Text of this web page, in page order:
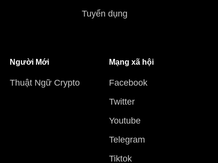
Tuyển dụng
Người Mới
Thuật Ngữ Crypto
Mạng xã hội
Facebook
Twitter
Youtube
Telegram
Tiktok